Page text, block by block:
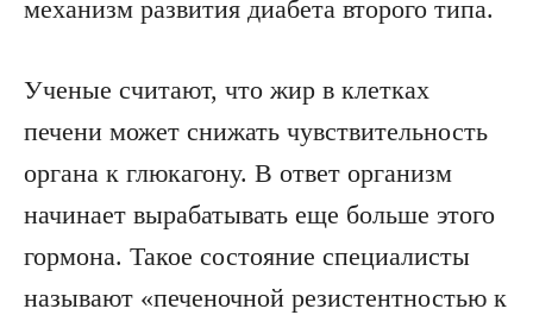
механизм развития диабета второго типа.
Ученые считают, что жир в клетках
печени может снижать чувствительность
органа к глюкагону. В ответ организм
начинает вырабатывать еще больше этого
гормона. Такое состояние специалисты
называют «печеночной резистентностью к